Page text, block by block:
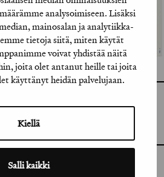
analysoimiseen. Lisäksi
mainosalan ja analytiikka-
tietoja siitä, miten käytät
voivat yhdistää näitä
joita olet antanut heille tai joita
käyttänyt heidän palvelujaan.
Kiellä
Salli kaikki
/ tahot:
GRAFIA(AT)GRAFIA.FI
INSTAGRAM